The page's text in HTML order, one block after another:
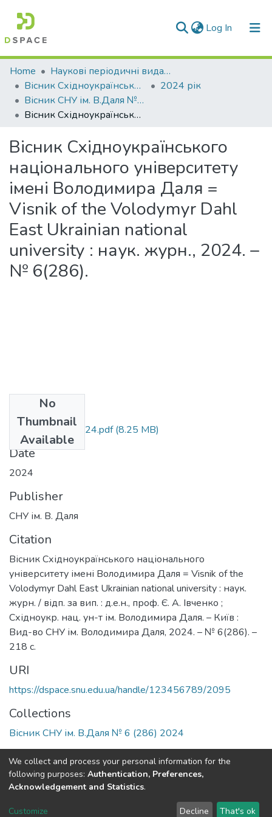
Log In (current)
Communities & Collections
All of DSpace
Statistics
Home
Наукові періодичні видання СНУ ім. В. Даля
Вісник Східноукраїнського національного університету імені В. Даля
2024 рік
Вісник СНУ ім. В.Даля № 6 (286) 2024
Вісник Східноукраїнського національного університету імені Володимира Даля = Visnik of the Volodymyr Dahl East Ukrainian national university : наук. журн., 2024. – № 6(286).
Вісник Східноукраїнського
національного університету
імені Володимира Даля =
Visnik of the Volodymyr Dahl
East Ukrainian national
university : наук. журн., 2024. –
№ 6(286).
No
Thumbnail
Available
Вісник 6(286)2024.pdf(8.25 MB)
Date
2024
Publisher
СНУ ім. В. Даля
Citation
Вісник Східноукраїнського національного
університету імені Володимира Даля = Visnik of the
Volodymyr Dahl East Ukrainian national university : наук.
журн. / відп. за вип. : д.е.н., проф. Є. А. Івченко ;
Східноукр. нац. ун-т ім. Володимира Даля. – Київ :
Вид-во СНУ ім. Володимира Даля, 2024. – № 6(286). –
218 с.
URI
https://dspace.snu.edu.ua/handle/123456789/2095
Collections
Вісник СНУ ім. В.Даля № 6 (286) 2024
Full item page
Dspace & Volodymyr Dahl East Ukrainian National University
LYRASIS
We collect and process your personal information for the
following purposes: Authentication, Preferences,
Acknowledgement and Statistics.
Customize Decline That's ok